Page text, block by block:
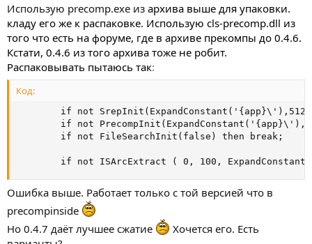
Использую precomp.exe из архива выше для упаковки.
кладу его же к распаковке. Использую cls-precomp.dll из
того что есть на форуме, где в архиве прекомпы до 0.4.6.
Кстати, 0.4.6 из того архива тоже не робит.
Распаковывать пытаюсь так:
Код:
if not
if not
        if not FileSearchInit(false) then break;
if not ISArcExtract ( 0, 100,
Ошибка выше. Работает только с той версией что в
precompinside
Но 0.4.7 даёт лучшее сжатие
Хочется его. Есть